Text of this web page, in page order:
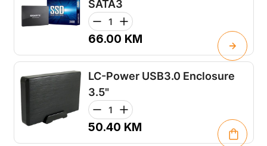
SATA3
66.00 KM
LC-Power USB3.0 Enclosure
3.5"
50.40 KM